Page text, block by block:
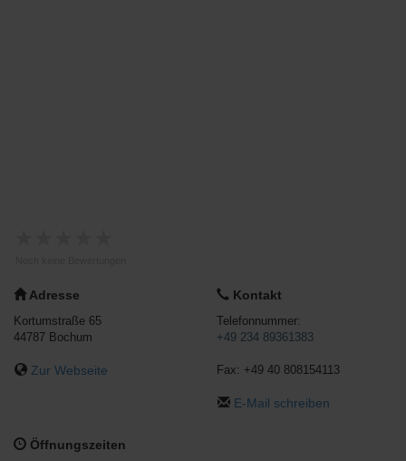
Adresse
Kortumstraße 65
44787 Bochum
Zur Webseite
Kontakt
Telefonnummer:
+49 234 89361383
Fax: +49 40 808154113
E-Mail schreiben
Öffnungszeiten